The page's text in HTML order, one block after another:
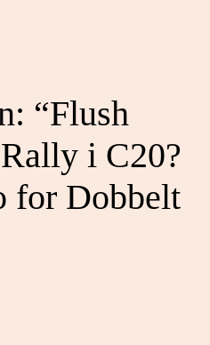
“Flush
i C20?
for Dobbelt